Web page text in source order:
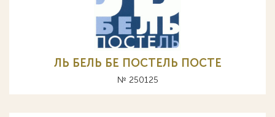
ЛЬ БЕЛЬ БЕ ПОСТЕЛЬ ПОСТЕ
№ 250125